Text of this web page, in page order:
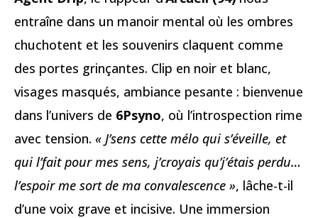
entraîne dans un manoir mental où les ombres
chuchotent et les souvenirs claquent comme
des portes grinçantes. Clip en noir et blanc,
visages masqués, ambiance pesante : bienvenue
dans l’univers de 6Psyno, où l’introspection rime
avec tension. « J’sens cette mélo qui s’éveille, et
qui l’fait pour mes sens, j’croyais qu’j’étais perdu…
l’espoir me sort de ma convalescence », lâche-t-il
d’une voix grave et incisive. Une immersion